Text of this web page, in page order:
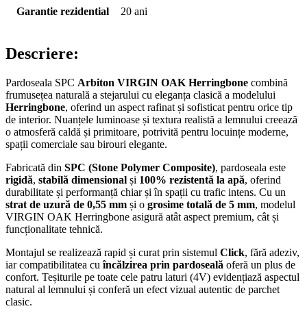
Garantie rezidential 20 ani
Descriere:
Pardoseala SPC Arbiton VIRGIN OAK Herringbone combină
frumusețea naturală a stejarului cu eleganța clasică a modelului
Herringbone, oferind un aspect rafinat și sofisticat pentru orice tip
de interior. Nuanțele luminoase și textura realistă a lemnului creează
o atmosferă caldă și primitoare, potrivită pentru locuințe moderne,
spații comerciale sau birouri elegante.
Fabricată din SPC (Stone Polymer Composite), pardoseala este
rigidă, stabilă dimensional și 100% rezistentă la apă, oferind
durabilitate și performanță chiar și în spații cu trafic intens. Cu un
strat de uzură de 0,55 mm și o grosime totală de 5 mm, modelul
VIRGIN OAK Herringbone asigură atât aspect premium, cât și
funcționalitate tehnică.
Montajul se realizează rapid și curat prin sistemul Click, fără adeziv,
iar compatibilitatea cuîncălzirea prin pardoseală oferă un plus de
confort. Teșiturile pe toate cele patru laturi (4V) evidențiază aspectul
natural al lemnului și conferă un efect vizual autentic de parchet
clasic.